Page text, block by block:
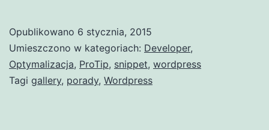
Opublikowano 6 stycznia, 2015
Umieszczono w kategoriach: Developer,
Optymalizacja, ProTip, snippet, wordpress
Tagi gallery, porady, Wordpress